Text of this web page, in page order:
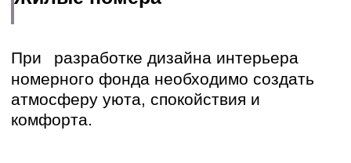
Подробнее о нашем проекте
реновации реабилитационного
Перейти к проекту
Принципы организации:
Разделить общественные